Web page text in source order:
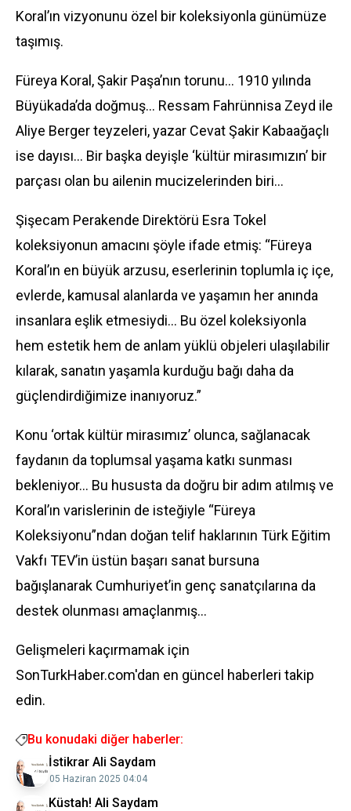
Koral’ın vizyonunu özel bir koleksiyonla günümüze
taşımış.
Füreya Koral, Şakir Paşa’nın torunu… 1910 yılında
Büyükada’da doğmuş… Ressam Fahrünnisa Zeyd ile
Aliye Berger teyzeleri, yazar Cevat Şakir Kabaağaçlı
ise dayısı... Bir başka deyişle ‘kültür mirasımızın’ bir
parçası olan bu ailenin mucizelerinden biri…
Şişecam Perakende Direktörü Esra Tokel
koleksiyonun amacını şöyle ifade etmiş: “Füreya
Koral’ın en büyük arzusu, eserlerinin toplumla iç içe,
evlerde, kamusal alanlarda ve yaşamın her anında
insanlara eşlik etmesiydi… Bu özel koleksiyonla
hem estetik hem de anlam yüklü objeleri ulaşılabilir
kılarak, sanatın yaşamla kurduğu bağı daha da
güçlendirdiğimize inanıyoruz.”
Konu ‘ortak kültür mirasımız’ olunca, sağlanacak
faydanın da toplumsal yaşama katkı sunması
bekleniyor… Bu hususta da doğru bir adım atılmış ve
Koral’ın varislerinin de isteğiyle “Füreya
Koleksiyonu”ndan doğan telif haklarının Türk Eğitim
Vakfı TEV’in üstün başarı sanat bursuna
bağışlanarak Cumhuriyet’in genç sanatçılarına da
destek olunması amaçlanmış…
Gelişmeleri kaçırmamak için
SonTurkHaber.com'dan en güncel haberleri takip
edin.
Bu konudaki diğer haberler:
İstikrar Ali Saydam
05 Haziran 2025 04:04
Küstah! Ali Saydam